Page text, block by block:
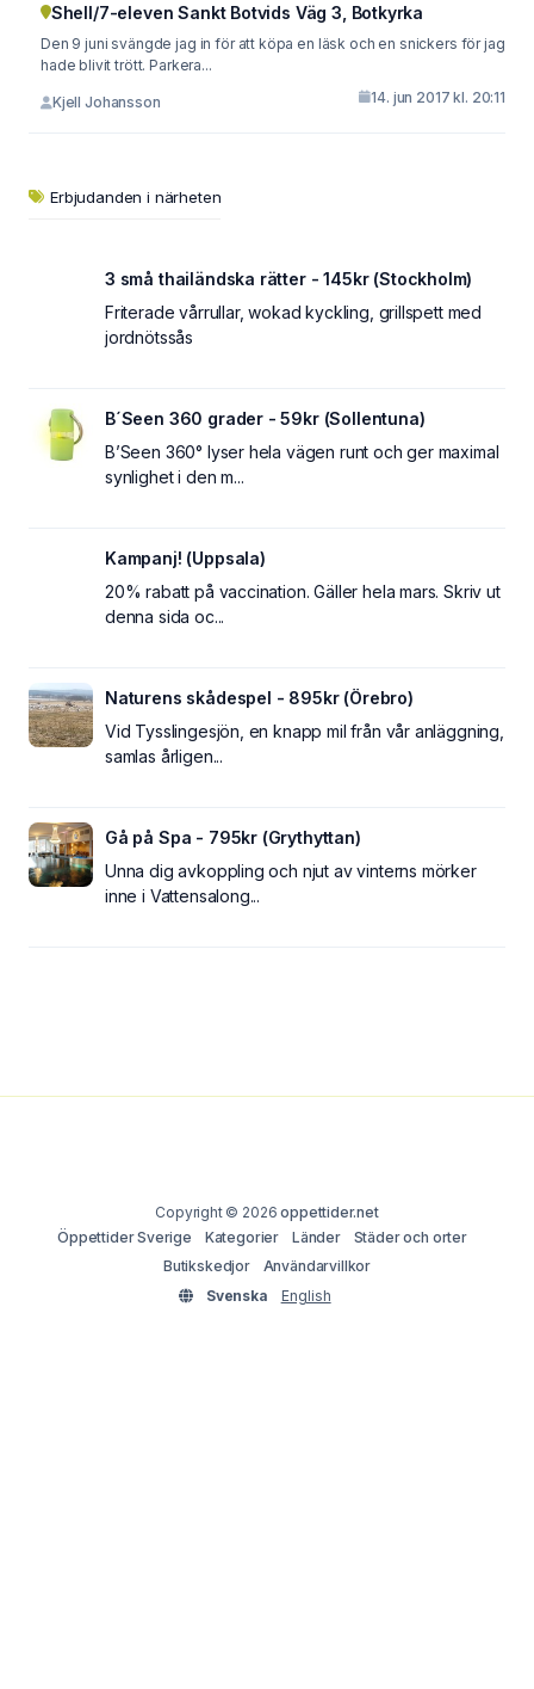
Shell/7-eleven Sankt Botvids Väg 3, Botkyrka
Den 9 juni svängde jag in för att köpa en läsk och en snickers för jag
hade blivit trött. Parkera...
Kjell Johansson 14. jun 2017 kl. 20:11
Erbjudanden i närheten
3 små thailändska rätter - 145kr (Stockholm)
Friterade vårrullar, wokad kyckling, grillspett med
jordnötssås
B´Seen 360 grader - 59kr (Sollentuna)
B’Seen 360° lyser hela vägen runt och ger maximal
synlighet i den m...
Kampanj! (Uppsala)
20% rabatt på vaccination. Gäller hela mars. Skriv ut
denna sida oc...
Naturens skådespel - 895kr (Örebro)
Vid Tysslingesjön, en knapp mil från vår anläggning,
samlas årligen...
Gå på Spa - 795kr (Grythyttan)
Unna dig avkoppling och njut av vinterns mörker
inne i Vattensalong...
Copyright © 2026oppettider.net
Öppettider Sverige
Kategorier Länder
Städer och orter
Butikskedjor
Användarvillkor
Svenska
English